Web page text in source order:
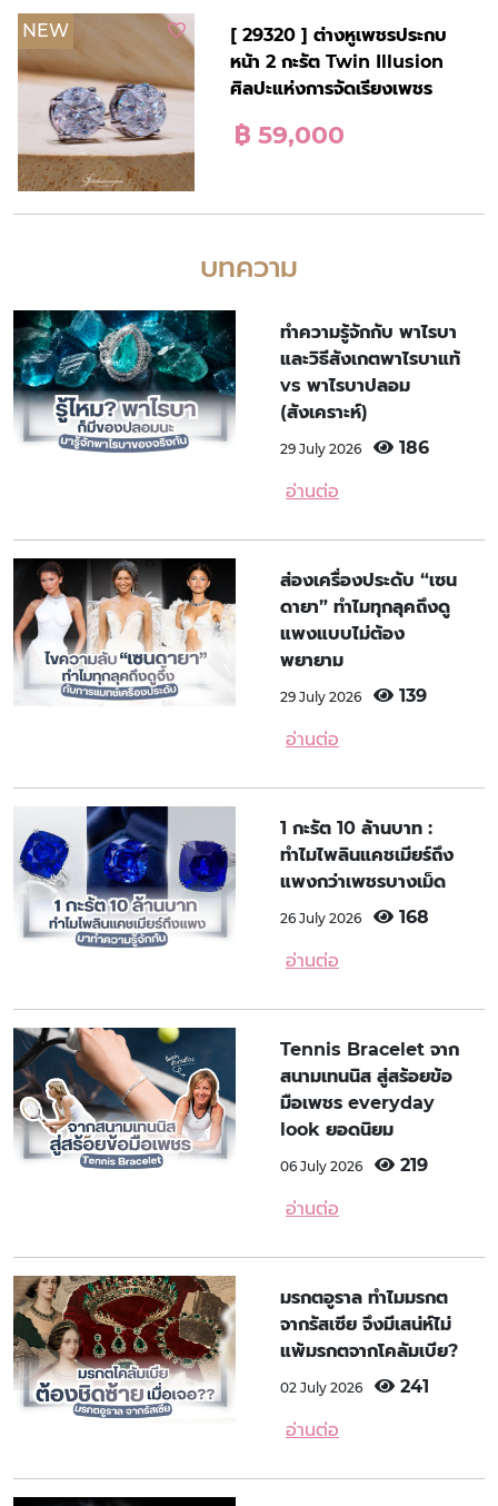
NEW
[ 29320 ] ต่างหูเพชรประกบ
หน้า 2 กะรัต Twin Illusion
ศิลปะแห่งการจัดเรียงเพชร
฿ 59,000
บทความ
ทำความรู้จักกับ พาไรบา
และวิธีสังเกตพาไรบาแท้
vs พาไรบาปลอม
(สังเคราะห์)
29 July 2026 186
อ่านต่อ
ส่องเครื่องประดับ “เซน
ดายา” ทำไมทุกลุคถึงดู
แพงแบบไม่ต้อง
พยายาม
29 July 2026 139
อ่านต่อ
1 กะรัต 10 ล้านบาท :
ทำไมไพลินแคชเมียร์ถึง
แพงกว่าเพชรบางเม็ด
26 July 2026 168
อ่านต่อ
Tennis Bracelet จาก
สนามเทนนิส สู่สร้อยข้อ
มือเพชร everyday
look ยอดนิยม
06 July 2026 219
อ่านต่อ
มรกตอูราล ทำไมมรกต
จากรัสเซีย จึงมีเสน่ห์ไม่
แพ้มรกตจากโคลัมเบีย?
02 July 2026 241
อ่านต่อ